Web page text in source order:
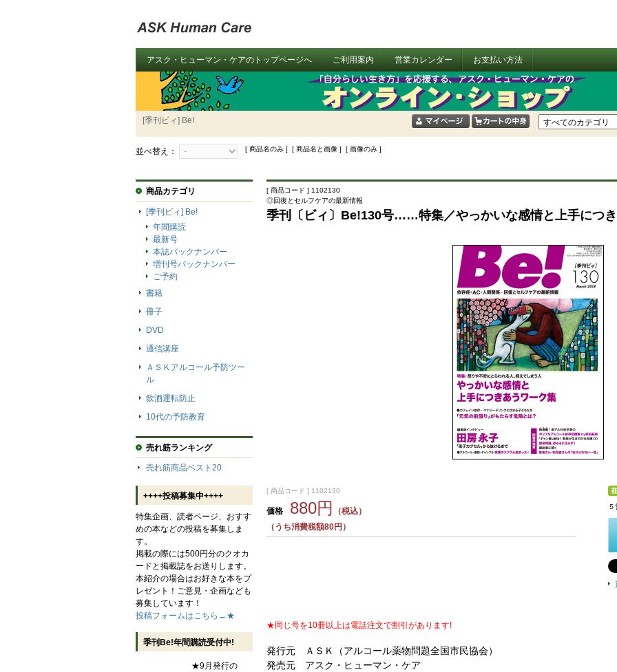
アスク・ヒューマン・ケアのトップページへ ご利用案内 営業カレンダー お支払い方法
[季刊ビィ] Be!
並べ替え： [ 商品名のみ ] [ 商品名と画像 ] [ 画像のみ ]
[ 商品コード ] 1102130
◎回復とセルフケアの最新情報
季刊〔ビィ〕Be!130号……特集／やっかいな感情と上手につ
[ 商品コード ] 1102130
価格 880円
（税込）
（うち消費税額80円）
★同じ号を10冊以上は電話注文で割引があります!
発行元 ＡＳＫ（アルコール薬物問題全国市民協会）
発売元 アスク・ヒューマン・ケア
商品カテゴリ
[季刊ビィ] Be!
年間購読
最新号
本誌バックナンバー
増刊号バックナンバー
ご予約
書籍
冊子
DVD
通信講座
ＡＳＫアルコール予防ツー
ル
飲酒運転防止
10代の予防教育
売れ筋ランキング
売れ筋商品ベスト20
++++投稿募集中++++
特集企画、読者ページ、おすす
めの本などの投稿を募集しま
す。
掲載の際には500円分のクオカ
ードと掲載誌をお送りします。
本紹介の場合はお好きな本をプ
レゼント！ご意見・企画なども
募集しています！
投稿フォームはこちら→★
季刊Be!年間購読受付中!
★9月発行の